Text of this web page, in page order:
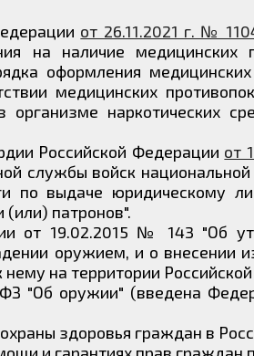
от 26.11.2021 г. №
на наличие медицинских
оформления
медицинских
наркотических
Российской Федерации от
службы войск национальной
по выдаче юридическому
патронов".
от 19.02.2015 № 143 "Об
оружием, и о внесении
на территории
"Об оружии" (введена
здоровья граждан в